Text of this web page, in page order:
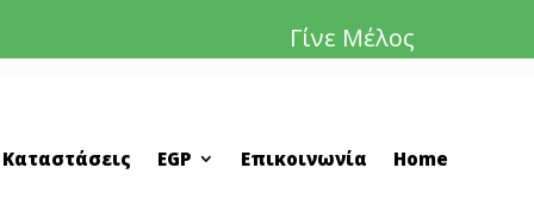
Γίνε Μέλος
EGP Επικοινωνία Home